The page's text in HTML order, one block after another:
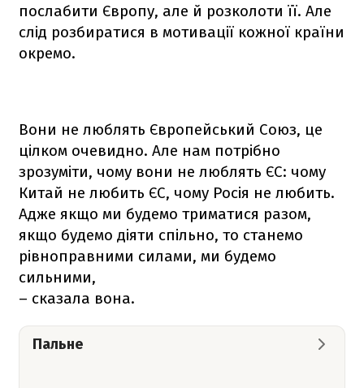
послабити Європу, але й розколоти її. Але
слід розбиратися в мотивації кожної країни
окремо.
Вони не люблять Європейський Союз, це
цілком очевидно. Але нам потрібно
зрозуміти, чому вони не люблять ЄС: чому
Китай не любить ЄС, чому Росія не любить.
Адже якщо ми будемо триматися разом,
якщо будемо діяти спільно, то станемо
рівноправними силами, ми будемо
сильними,
– сказала вона.
Пальне